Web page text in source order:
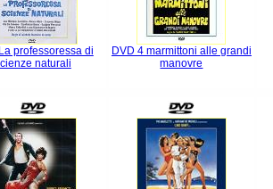
professoressa di
naturali
DVD 4 marmittoni alle grandi
manovre